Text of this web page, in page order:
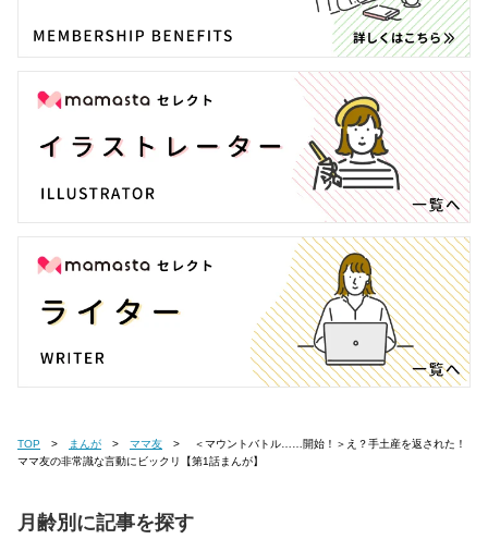
TOP まんが ママ友
ママ友の非常識な言動にビックリ【第1話まんが】
月齢別に記事を探す